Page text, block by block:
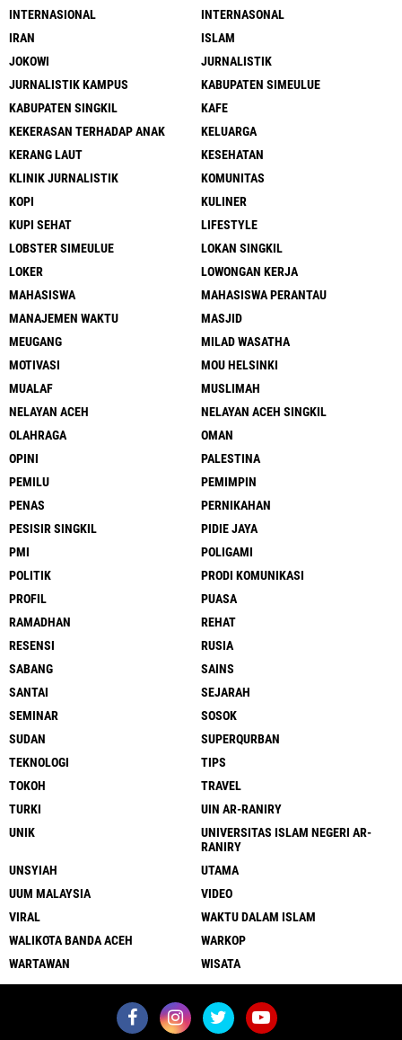
INTERNASIONAL
INTERNASONAL
IRAN
ISLAM
JOKOWI
JURNALISTIK
JURNALISTIK KAMPUS
KABUPATEN SIMEULUE
KABUPATEN SINGKIL
KAFE
KEKERASAN TERHADAP ANAK
KELUARGA
KERANG LAUT
KESEHATAN
KLINIK JURNALISTIK
KOMUNITAS
KOPI
KULINER
KUPI SEHAT
LIFESTYLE
LOBSTER SIMEULUE
LOKAN SINGKIL
LOKER
LOWONGAN KERJA
MAHASISWA
MAHASISWA PERANTAU
MANAJEMEN WAKTU
MASJID
MEUGANG
MILAD WASATHA
MOTIVASI
MOU HELSINKI
MUALAF
MUSLIMAH
NELAYAN ACEH
NELAYAN ACEH SINGKIL
OLAHRAGA
OMAN
OPINI
PALESTINA
PEMILU
PEMIMPIN
PENAS
PERNIKAHAN
PESISIR SINGKIL
PIDIE JAYA
PMI
POLIGAMI
POLITIK
PRODI KOMUNIKASI
PROFIL
PUASA
RAMADHAN
REHAT
RESENSI
RUSIA
SABANG
SAINS
SANTAI
SEJARAH
SEMINAR
SOSOK
SUDAN
SUPERQURBAN
TEKNOLOGI
TIPS
TOKOH
TRAVEL
TURKI
UIN AR-RANIRY
UNIK
UNIVERSITAS ISLAM NEGERI AR-
RANIRY
UNSYIAH
UTAMA
UUM MALAYSIA
VIDEO
VIRAL
WAKTU DALAM ISLAM
WALIKOTA BANDA ACEH
WARKOP
WARTAWAN
WISATA